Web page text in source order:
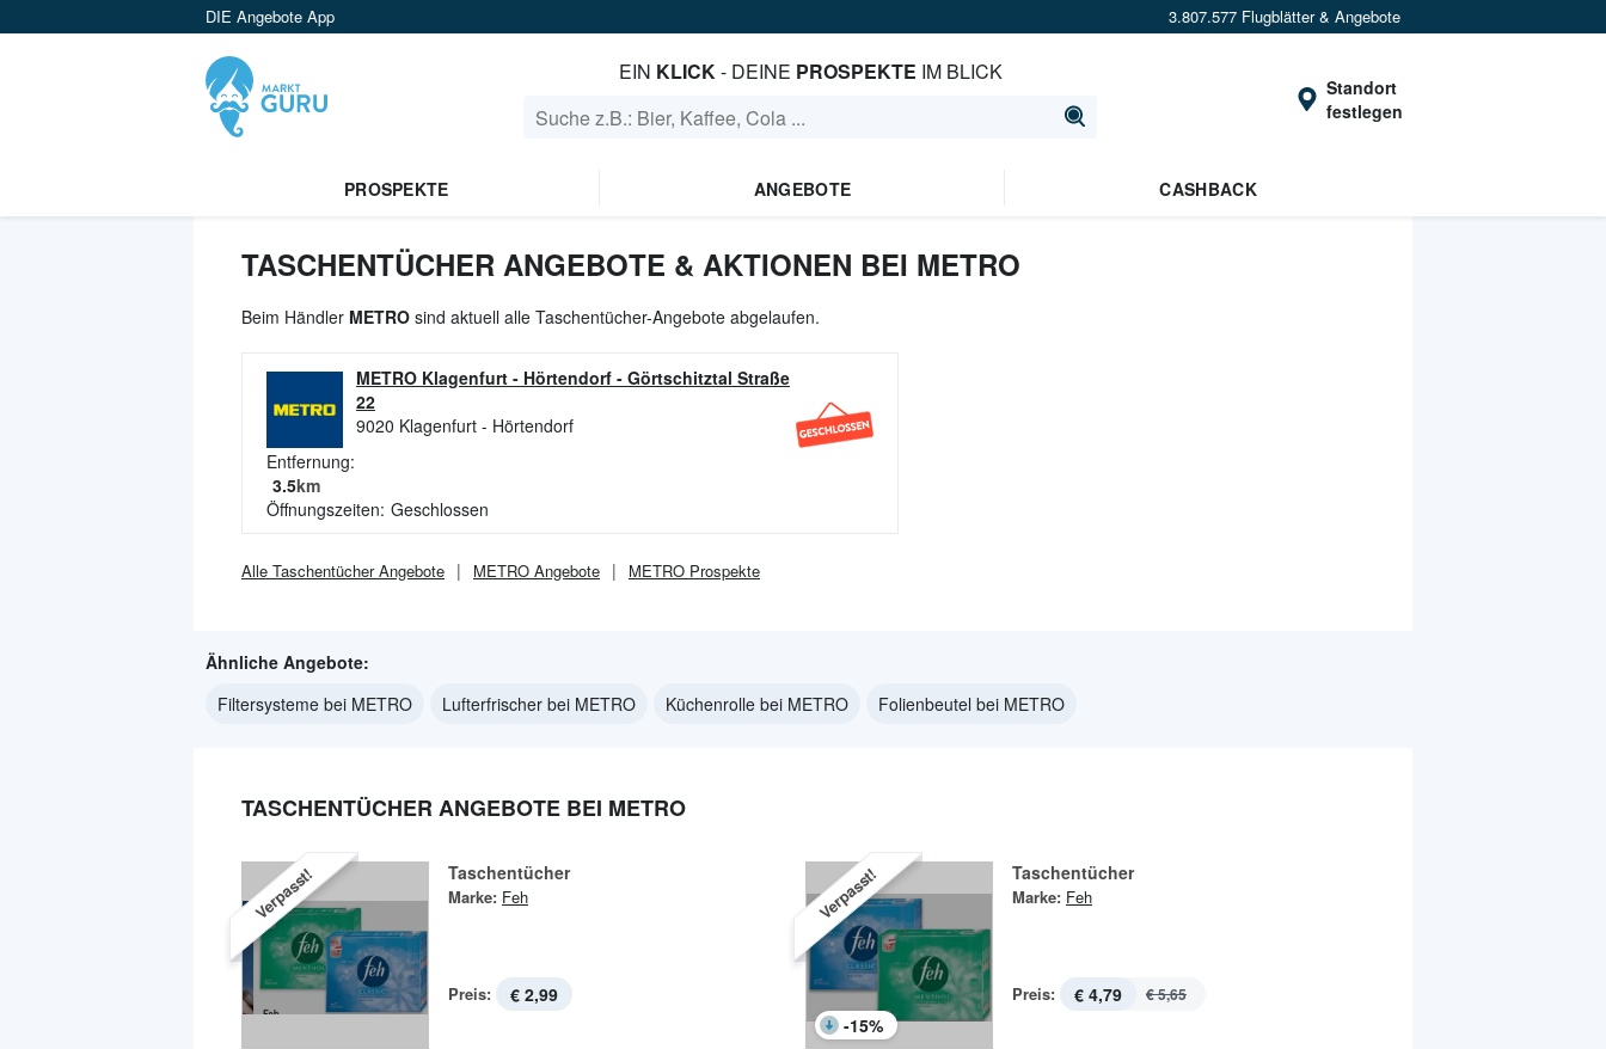
DIE Angebote App 3.807.577 Flugblätter & Angebote
EIN KLICK- DEINE PROSPEKTE IM BLICK
Standort
festlegen
PROSPEKTE ANGEBOTE CASHBACK
TASCHENTÜCHER ANGEBOTE & AKTIONEN BEI METRO
Beim Händler METRO sind aktuell alle Taschentücher-Angebote abgelaufen.
METRO Klagenfurt - Hörtendorf - Görtschitztal Straße
22
9020 Klagenfurt - Hörtendorf
Entfernung:
3.5km
Öffnungszeiten: Geschlossen
Alle TaschentücherAngebote METRO Angebote METRO Prospekte
Ähnliche Angebote:
Filtersysteme bei METRO
Lufterfrischer bei METRO Küchenrolle bei METRO Folienbeutel bei METRO
TASCHENTÜCHER ANGEBOTE BEI METRO
Verpasst! Taschentücher
Marke: Feh
Preis: € 2,99
Verpasst!
-15%
Taschentücher
Marke: Feh
Preis: € 4,79 € 5,65